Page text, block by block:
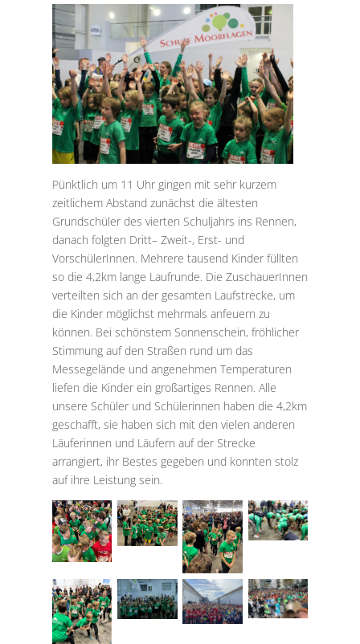
Pünktlich um 11 Uhr gingen mit sehr kurzem
zeitlichem Abstand zunächst die ältesten
Grundschüler des vierten Schuljahrs ins Rennen,
danach folgten Dritt– Zweit-, Erst- und
VorschülerInnen. Mehrere tausend Kinder füllten
so die 4,2km lange Laufrunde. Die ZuschauerInnen
verteilten sich an der gesamten Laufstrecke, um
die Kinder möglichst mehrmals anfeuern zu
können. Bei schönstem Sonnenschein, fröhlicher
Stimmung auf den Straßen rund um das
Messegelände und angenehmen Temperaturen
liefen die Kinder ein großartiges Rennen. Alle
unsere Schüler und Schülerinnen haben die 4,2km
geschafft, sie haben sich mit den vielen anderen
Läuferinnen und Läufern auf der Strecke
arrangiert, ihr Bestes gegeben und konnten stolz
auf ihre Leistung sein.